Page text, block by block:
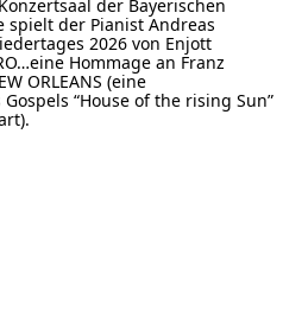
der Bayerischen
spielt der Pianist Andreas
2026 von Enjott
Hommage an Franz
ORLEANS (eine
“House of the rising Sun”